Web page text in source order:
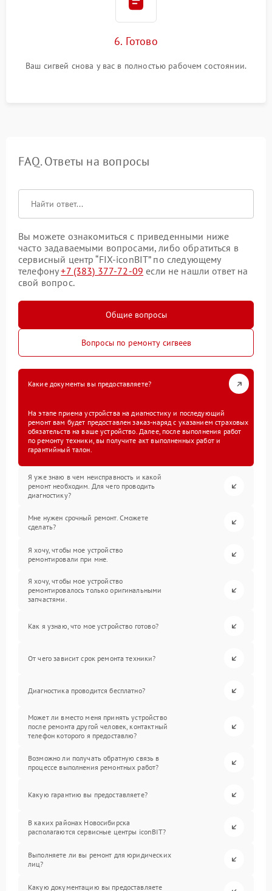
6. Готово
Ваш сигвей снова у вас в полностью рабочем состоянии.
FAQ. Ответы на вопросы
Вы можете ознакомиться с приведенными ниже
часто задаваемыми вопросами, либо обратиться в
сервисный центр “FIX-iconBIT” по следующему
телефону+7 (383) 377-72-09 если не нашли ответ на
свой вопрос.
Общие вопросы
Вопросы по ремонту сигвеев
Какие документы вы предоставляете?
На этапе приема устройства на диагностику и последующий
ремонт вам будет предоставлен заказ-наряд с указанием страховых
обязательств на ваше устройство. Далее, после выполнения работ
по ремонту техники, вы получите акт выполненных работ и
гарантийный талон.
Я уже знаю в чем неисправность и какой
ремонт необходим. Для чего проводить
диагностику?
Мне нужен срочный ремонт. Сможете
сделать?
Я хочу, чтобы мое устройство
ремонтировали при мне.
Я хочу, чтобы мое устройство
ремонтировалось только оригинальными
запчастями.
Как я узнаю, что мое устройство готово?
От чего зависит срок ремонта техники?
Диагностика проводится бесплатно?
Может ли вместо меня принять устройство
после ремонта другой человек, контактный
телефон которого я предоставлю?
Возможно ли получать обратную связь в
процессе выполнения ремонтных работ?
Какую гарантию вы предоставляете?
В каких районах Новосибирска
располагаются сервисные центры iconBIT?
Выполняете ли вы ремонт для юридических
лиц?
Какую документацию вы предоставляете